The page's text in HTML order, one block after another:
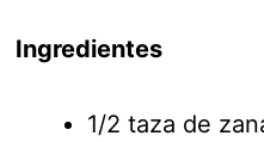
Ingredientes
1/2 taza de